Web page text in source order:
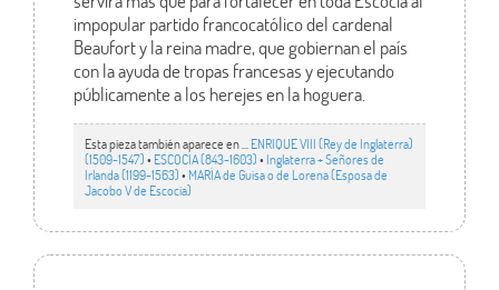
impopular partido francocatólico del cardenal
Beaufort y la reina madre, que gobiernan el país
con la ayuda de tropas francesas y ejecutando
públicamente a los herejes en la hoguera.
Esta pieza también aparece en ... ENRIQUE VIII (Rey de Inglaterra)
(1509-1547)• ESCOCIA (843-1603)• Inglaterra + Señores de
Irlanda (1199-1563)• MARÍA de Guisa o de Lorena (Esposa de
Jacobo V de Escocia)